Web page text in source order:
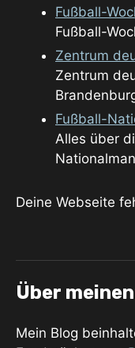
Fußball-
Fußball-
Zentrum
Zentrum
Fußball-
Alles über
Deine Webseite
Über
Mein Blog